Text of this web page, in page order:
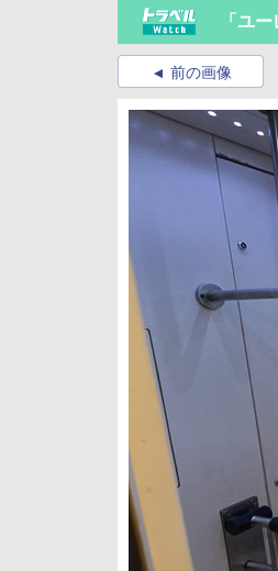
「ユ
前の画像